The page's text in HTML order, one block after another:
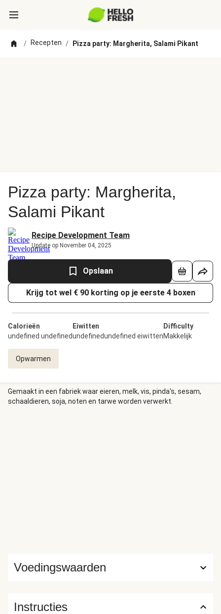
/ Recepten / Pizza party: Margherita, Salami Pikant
Pizza party: Margherita,
Salami Pikant
Recipe Development Team
Update op November 04, 2025
Opslaan
Krijg tot wel € 90 korting op je eerste 4 boxen
Calorieën
undefined undefined
Eiwitten
undefinedundefined eiwitten
Difficulty
Makkelijk
Opwarmen
Gemaakt in een fabriek waar eieren, melk, vis, pinda's, sesam,
schaaldieren, soja, noten en tarwe worden verwerkt.
Voedingswaarden
Instructies